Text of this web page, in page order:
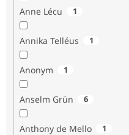
Anne Lécu 1
Annika Telléus 1
Anonym 1
Anselm Grün 6
Anthony de Mello 1